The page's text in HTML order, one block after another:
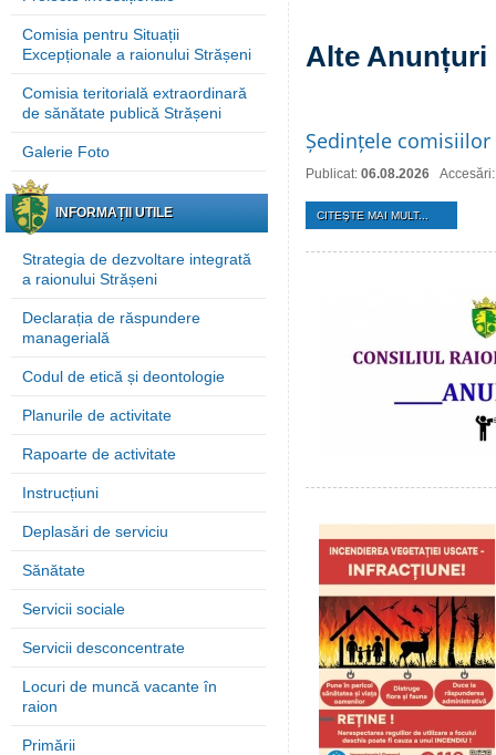
Comisia pentru Situații
Excepționale a raionului Strășeni
Comisia teritorială extraordinară
de sănătate publică Strășeni
Galerie Foto
INFORMAȚII UTILE
Strategia de dezvoltare integrată
a raionului Strășeni
Declarația de răspundere
managerială
Codul de etică și deontologie
Planurile de activitate
Rapoarte de activitate
Instrucțiuni
Deplasări de serviciu
Sănătate
Servicii sociale
Servicii desconcentrate
Locuri de muncă vacante în
raion
Primării
Alte Anunțuri
Ședințele
Publicat: 06.08.2026
CITEŞTE MAI MULT...